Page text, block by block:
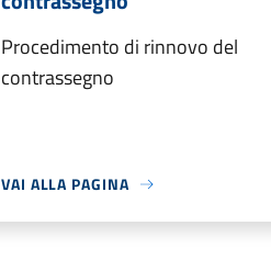
Procedimento di rinnovo del
contrassegno
VAI ALLA PAGINA